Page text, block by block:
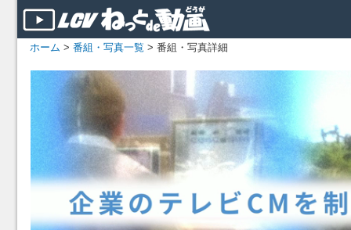
ホーム > 番組・写真一覧 > 番組・写真詳細